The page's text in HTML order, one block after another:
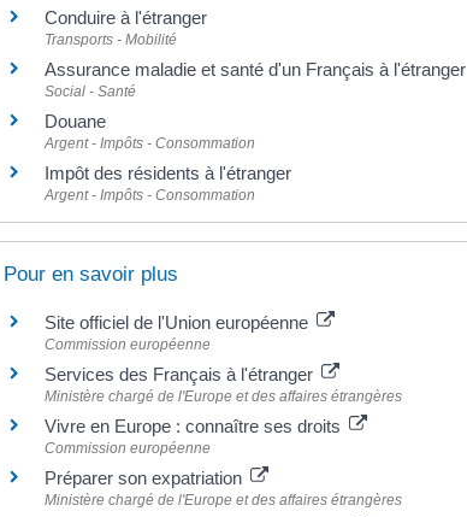
Conduire à l'étranger
Transports - Mobilité
Assurance maladie et santé d'un Français à l'étranger
Social - Santé
Douane
Argent - Impôts - Consommation
Impôt des résidents à l'étranger
Argent - Impôts - Consommation
Pour en savoir plus
Site officiel de l'Union européenne
Commission européenne
Services des Français à l'étranger
Ministère chargé de l'Europe et des affaires étrangères
Vivre en Europe : connaître ses droits
Commission européenne
Préparer son expatriation
Ministère chargé de l'Europe et des affaires étrangères